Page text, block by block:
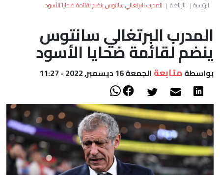
العالم
أعمدة
الصحراء
الرئيسية| الرياضة | المدرب البرتغالي سانتوس ينضم لقائمة ضحايا الأسود
المدرب البرتغالي سانتوس
ينضم لقائمة ضحايا الأسود
بواسطة متابعة الجمعة 16 ديسمبر, 2022 - 11:27